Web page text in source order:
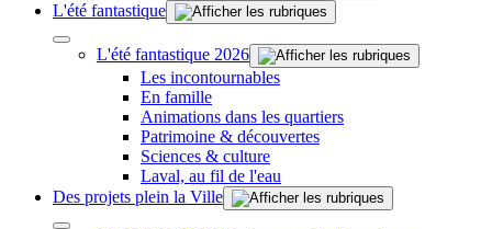
L'été fantastique
L'été fantastique 2026
Les incontournables
En famille
Animations dans les quartiers
Patrimoine & découvertes
Sciences & culture
Laval, au fil de l'eau
Des projets plein la Ville